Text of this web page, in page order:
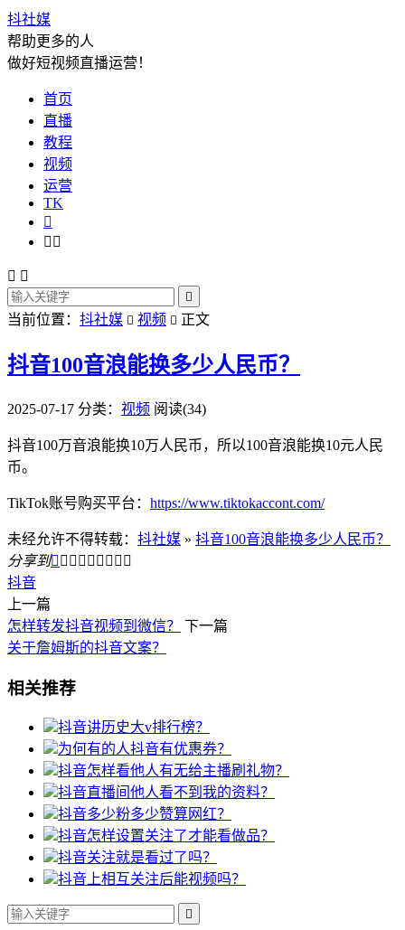
抖社媒
帮助更多的人
做好短视频直播运营！
首页
直播
教程
视频
运营
TK

 
 

当前位置： 抖社媒  视频  正文
抖音100音浪能换多少人民币？
2025-07-17 分类： 视频 阅读(34)
抖音100万音浪能换10万人民币，所以100音浪能换10元人民
币。
TikTok账号购买平台： https://www.tiktokaccont.com/
未经允许不得转载： 抖社媒 » 抖音100音浪能换多少人民币？
分享到        
抖音
上一篇
怎样转发抖音视频到微信？
下一篇
关于詹姆斯的抖音文案？
相关推荐
抖音讲历史大v排行榜？
为何有的人抖音有优惠券？
抖音怎样看他人有无给主播刷礼物？
抖音直播间他人看不到我的资料？
抖音多少粉多少赞算网红？
抖音怎样设置关注了才能看做品？
抖音关注就是看过了吗？
抖音上相互关注后能视频吗？
